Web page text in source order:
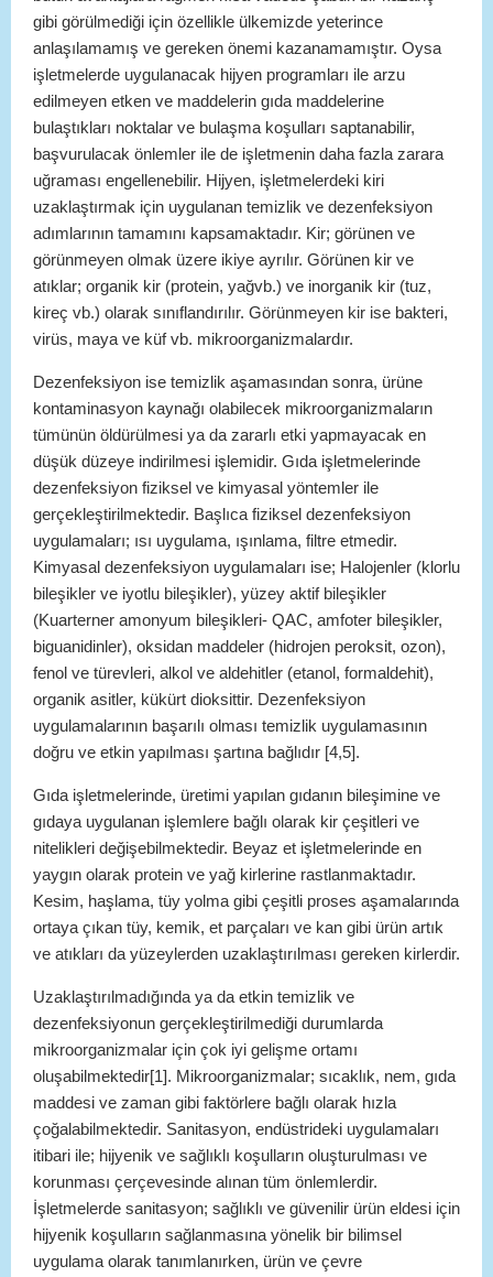
gibi görülmediği için özellikle ülkemizde yeterince
anlaşılamamış ve gereken önemi kazanamamıştır. Oysa
işletmelerde uygulanacak hijyen programları ile arzu
edilmeyen etken ve maddelerin gıda maddelerine
bulaştıkları noktalar ve bulaşma koşulları saptanabilir,
başvurulacak önlemler ile de işletmenin daha fazla zarara
uğraması engellenebilir. Hijyen, işletmelerdeki kiri
uzaklaştırmak için uygulanan temizlik ve dezenfeksiyon
adımlarının tamamını kapsamaktadır. Kir; görünen ve
görünmeyen olmak üzere ikiye ayrılır. Görünen kir ve
atıklar; organik kir (protein, yağvb.) ve inorganik kir (tuz,
kireç vb.) olarak sınıflandırılır. Görünmeyen kir ise bakteri,
virüs, maya ve küf vb. mikroorganizmalardır.
Dezenfeksiyon ise temizlik aşamasından sonra, ürüne
kontaminasyon kaynağı olabilecek mikroorganizmaların
tümünün öldürülmesi ya da zararlı etki yapmayacak en
düşük düzeye indirilmesi işlemidir. Gıda işletmelerinde
dezenfeksiyon fiziksel ve kimyasal yöntemler ile
gerçekleştirilmektedir. Başlıca fiziksel dezenfeksiyon
uygulamaları; ısı uygulama, ışınlama, filtre etmedir.
Kimyasal dezenfeksiyon uygulamaları ise; Halojenler (klorlu
bileşikler ve iyotlu bileşikler), yüzey aktif bileşikler
(Kuarterner amonyum bileşikleri- QAC, amfoter bileşikler,
biguanidinler), oksidan maddeler (hidrojen peroksit, ozon),
fenol ve türevleri, alkol ve aldehitler (etanol, formaldehit),
organik asitler, kükürt dioksittir. Dezenfeksiyon
uygulamalarının başarılı olması temizlik uygulamasının
doğru ve etkin yapılması şartına bağlıdır [4,5].
Gıda işletmelerinde, üretimi yapılan gıdanın bileşimine ve
gıdaya uygulanan işlemlere bağlı olarak kir çeşitleri ve
nitelikleri değişebilmektedir. Beyaz et işletmelerinde en
yaygın olarak protein ve yağ kirlerine rastlanmaktadır.
Kesim, haşlama, tüy yolma gibi çeşitli proses aşamalarında
ortaya çıkan tüy, kemik, et parçaları ve kan gibi ürün artık
ve atıkları da yüzeylerden uzaklaştırılması gereken kirlerdir.
Uzaklaştırılmadığında ya da etkin temizlik ve
dezenfeksiyonun gerçekleştirilmediği durumlarda
mikroorganizmalar için çok iyi gelişme ortamı
oluşabilmektedir[1]. Mikroorganizmalar; sıcaklık, nem, gıda
maddesi ve zaman gibi faktörlere bağlı olarak hızla
çoğalabilmektedir. Sanitasyon, endüstrideki uygulamaları
itibari ile; hijyenik ve sağlıklı koşulların oluşturulması ve
korunması çerçevesinde alınan tüm önlemlerdir.
İşletmelerde sanitasyon; sağlıklı ve güvenilir ürün eldesi için
hijyenik koşulların sağlanmasına yönelik bir bilimsel
uygulama olarak tanımlanırken, ürün ve çevre